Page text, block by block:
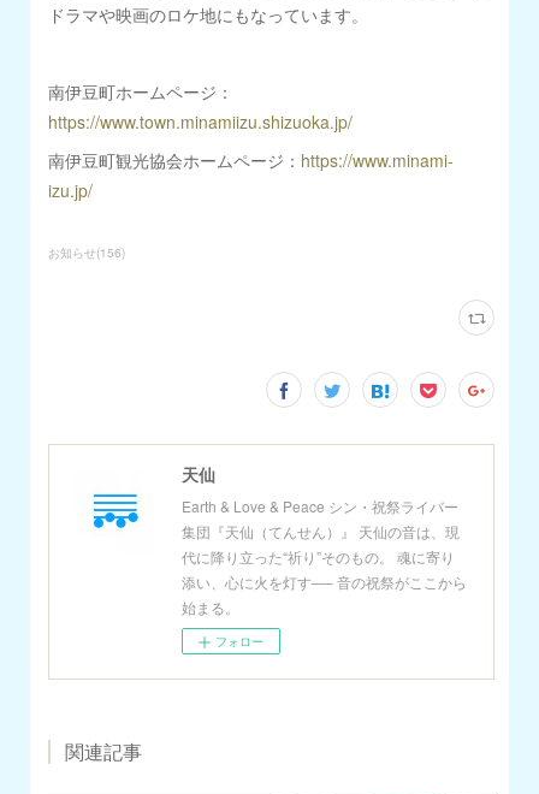
ドラマや映画のロケ地にもなっています。
南伊豆町ホームページ：
https://www.town.minamiizu.shizuoka.jp/
南伊豆町観光協会ホームページ： https://www.minami-
izu.jp/
お知らせ(156)
天仙
Earth & Love & Peace シン・祝祭ライバー
集団『天仙（てんせん）』 天仙の音は、現
代に降り立った“祈り”そのもの。 魂に寄り
添い、心に火を灯す── 音の祝祭がここから
始まる。
フォロー
関連記事